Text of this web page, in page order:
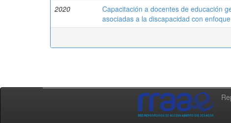
2020
Capacitación a docentes de educación
asociadas a la discapacidad con